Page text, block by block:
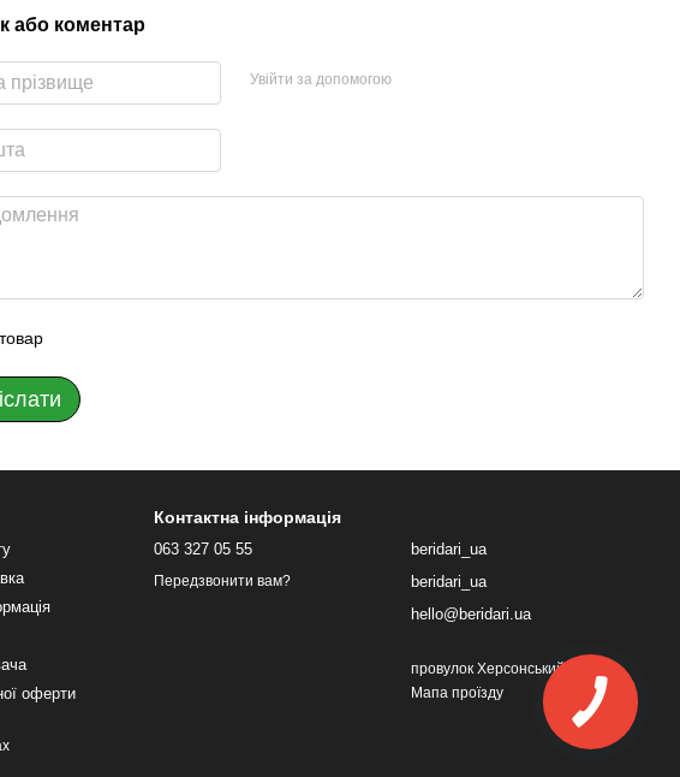
або коментар
Увійти за допомогою
оферти
Контактна інформація
063 327 05 55
Передзвонити вам?
beridari_ua
beridari_ua
hello@beridari.ua
провулок Херсонський, 1
Мапа проїзду